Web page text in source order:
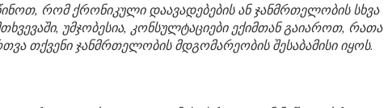
რომ ქრონიკული დაავადებების ან ჯანმრთელობის სხვა
უმჯობესია, კონსულტაციები ექიმთან გაიაროთ, რათა
თქვენი ჯანმრთელობის მდგომარეობის შესაბამისი იყოს.